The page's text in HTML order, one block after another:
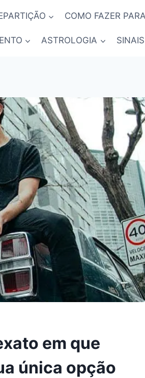
COMO FAZER
ASTROLOGIA
em que
única opção